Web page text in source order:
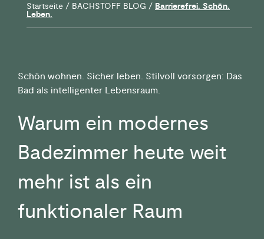
Startseite / BACHSTOFF BLOG / Barrierefrei. Schön.
Leben.
Schön wohnen. Sicher leben. Stilvoll vorsorgen: Das
Bad als intelligenter Lebensraum.
Warum ein modernes
Badezimmer heute weit
mehr ist als ein
funktionaler Raum